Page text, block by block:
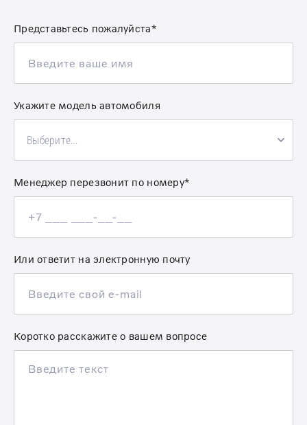
Представьтесь пожалуйста*
Укажите модель автомобиля
Выберите...
Менеджер перезвонит по номеру*
Или ответит на электронную почту
Коротко расскажите о вашем вопросе